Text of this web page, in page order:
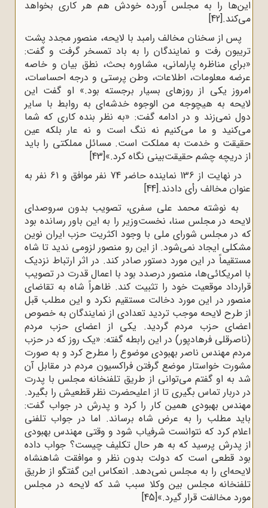
این‌ها را به مجلس آورده خودش هم هر کاری بخواهد
می‌کند.[42]
پس از سخنان مخالف رامبد با لایحه، منصور مجدد پشت
تریبون رفت و نمایندگان را به باد تمسخر گرفت و گفت:
«برای مناظره پارلمانی، مشاوره بحث، نطق بیان و خاصه
عرضه معلومات، اطلاعات، وطن پرستی و درجه احساسات،
امروز یکی از روزهای بسیار برجسته بود.» او گفت این
لایحه به هیچوجه من الوجوه خدشه‌ای به روابط با سایر
دول نمی‌زند و در ادامه گفت: «به نظر بنده کاری که شما
می‌کنید و ما می‌کنیم نه ننگ است و نه عار بلکه عین
حقیقت و خدمت به مملکت است. مسائل مملکتی را باید
از دریچه چشم حقیقت‌بینی نگاه کرد.»[43]
در نهایت از 136 نماینده حاضر 74 نفر موافق و 61 نفر به
عنوان مخالف رأی دادند.[44]
به نوشته محمد علی سفری، تصویب بدون سروصدای
لایحه در مجلس سنا، نخست‌وزیر را به این باور رسانده بود
که در مجلس شورای ملی با وجود اکثریت حزب ایران نوین
مشکلی ایجاد نمی‌شود. از این رو منصور لزومی ندید تا شاه
مستقیماً در این مورد دستور صادر کند. در اثر ارتباط نزدیک
با امریکائی‌ها، منصور درصدد بود با اعمال قدرت در تصویب
قرارداد موقعیت خود را تثبیت کند. ظاهراً شاه به تقاضای
منصور در این مورد دخالت مستقیم نکرد و این مطلب قبل
از طرح لایحه موجب تردید تعدادی از نمایندگان به خصوص
اعضای حزب مردم گردید. یکی از اعضای حزب مردم
(ناصرقلی فرهادپور) در این رابطه گفته: «یک روز که در حزب
مردم مهندس ناصر بهبودی موضوع را مطرح کرد و به صورت
مشورت خواستار موضع گرفتن فراکسیون مردم در مقابل آن
شد به او گفتم می‌توانی از طریق تلفنخانه مجلس با پدرت
در دربار تماس بگیری تا از اعلیحضرت نظر قطعیش را بگیرد.
مهندس بهبودی همین کار را کرد و پدرش در جواب گفت:
باید مطلب را به عرض شاه برساند. اما در جواب تلفنی
اعلام کرد که نتوانست شرفیاب شود و وقتی مهندس بهبودی
از پدرش پرسید که به هر حال تکلیف چیست؟ جواب داده
بود قطعی است که دولت بدون نظر و موافقت شاهنشاه
لایحه‌ای را به مجلس نمی‌دهد. انعکاس این گفتگو از طریق
تلفنخانه مجلس بین وکلا سبب شد که لایحه در مجلس
مورد مخالفت قرار گیرد.»[45]